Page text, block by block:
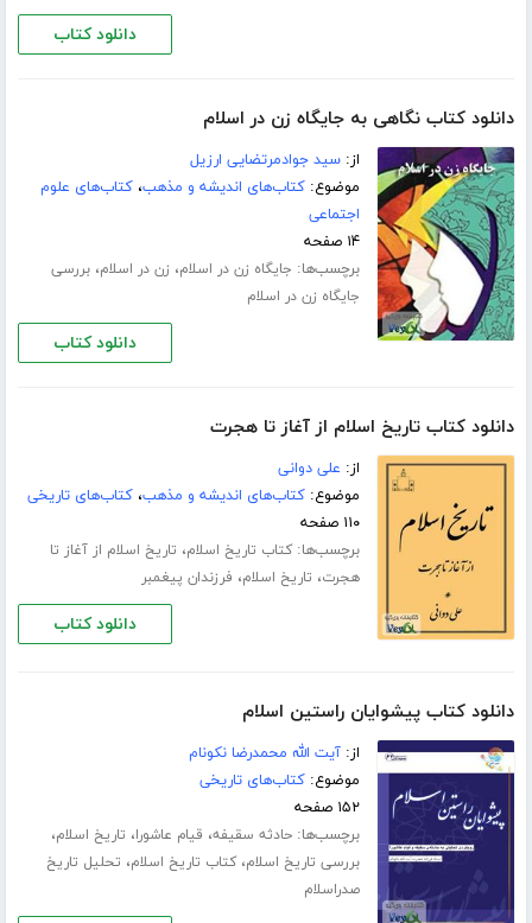
دانلود کتاب
دانلود کتاب نگاهی به جایگاه زن در اسلام
از:سید جوادمرتضایی ارزیل
موضوع:کتاب‌های اندیشه و مذهب،کتاب‌های علوم
اجتماعی
۱۴ صفحه
برچسب‌ها: جایگاه زن در اسلام، زن در اسلام،بررسی
جایگاه زن در اسلام
دانلود کتاب
دانلود کتاب تاریخ اسلام از آغاز تا هجرت
از: علی دوانی
موضوع:کتاب‌های اندیشه و مذهب،کتاب‌های تاریخی
۱۱۰ صفحه
برچسب‌ها:کتاب تاریخ اسلام، تاریخ اسلام از آغاز تا
هجرت، تاریخ اسلام، فرزندان پیغمبر
دانلود کتاب
دانلود کتاب پیشوایان راستین اسلام
از:آیت الله محمدرضا نکونام
موضوع:کتاب‌های تاریخی
۱۵۲ صفحه
برچسب‌ها:حادثه سقیفه، قیام عاشورا، تاریخ اسلام،
بررسی تاریخ اسلام،کتاب تاریخ اسلام، تحلیل تاریخ
صدراسلام